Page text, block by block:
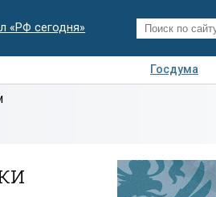
«РФ сегодня»
Госдума
Деловая